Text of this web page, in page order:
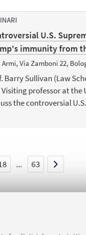
U.S.
immunity from
Armi, Via Zamboni 22,
Barry Sullivan (Law
Visiting professor at
the controversial
... 63